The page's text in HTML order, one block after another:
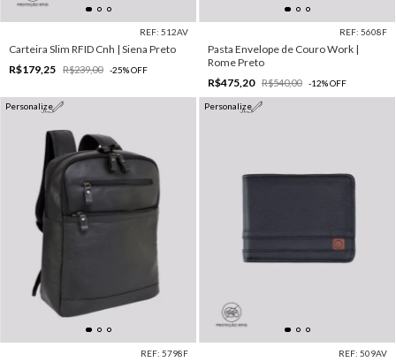
REF: 512AV
Carteira Slim RFID Cnh | Siena Preto
R$179,25
R$239,00 -25%OFF
REF: 5608F
Pasta Envelope de Couro Work |
Rome Preto
R$475,20
R$540,00 -12%OFF
Personalize
REF: 5798F
Personalize
REF: 509AV